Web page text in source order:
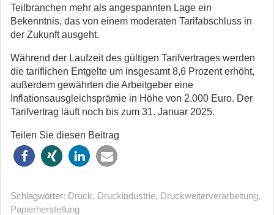
Teilbranchen mehr als angespannten Lage ein
Bekenntnis, das von einem moderaten Tarifabschluss in
der Zukunft ausgeht.
Während der Laufzeit des gültigen Tarifvertrages werden
die tariflichen Entgelte um insgesamt 8,6 Prozent erhöht,
außerdem gewährten die Arbeitgeber eine
Inflationsausgleichsprämie in Höhe von 2.000 Euro. Der
Tarifvertrag läuft noch bis zum 31. Januar 2025.
Teilen Sie diesen Beitrag
Schlagwörter: Druck, Druckindustrie, Druckweiterverarbeitung,
Papierherstellung